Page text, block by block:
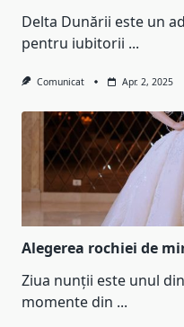
Delta Dunării este un
pentru iubitorii ...
Comunicat Apr. 2, 2025
Alegerea rochiei de
Ziua nunții este unul
momente din ...